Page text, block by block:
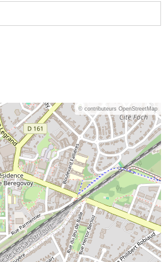
© contributeurs OpenStreetMap